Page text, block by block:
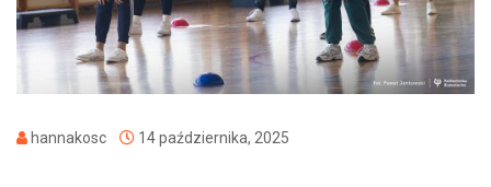
hannakosc 14 października, 2025